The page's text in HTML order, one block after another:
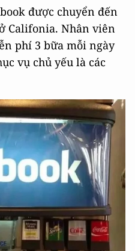
được chuyển đến
Califonia. Nhân viên
phí 3 bữa mỗi ngày
vụ chủ yếu là các